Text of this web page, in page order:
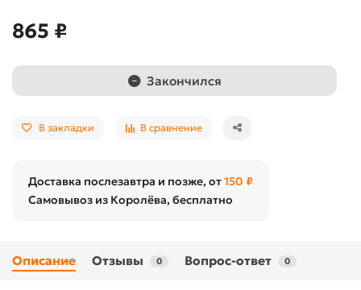
865 ₽
Закончился
В закладки В сравнение
Доставка послезавтра и позже, от150 ₽
Самовывоз из Королёва, бесплатно
Описание Отзывы 0 Вопрос-ответ 0